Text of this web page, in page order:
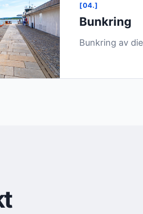
[04.]
Bunkring
Bunkring av